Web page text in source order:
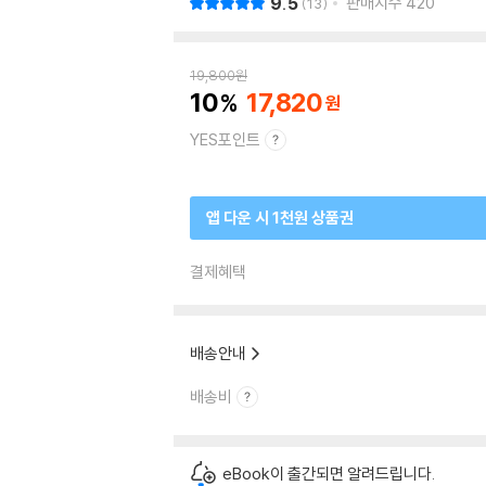
19,800원
10 17,820
YES포인트
앱 다운 시 1천원 상품권
결제혜택
배송안내
배송비
eBook이 출간되면 알려드립니다.